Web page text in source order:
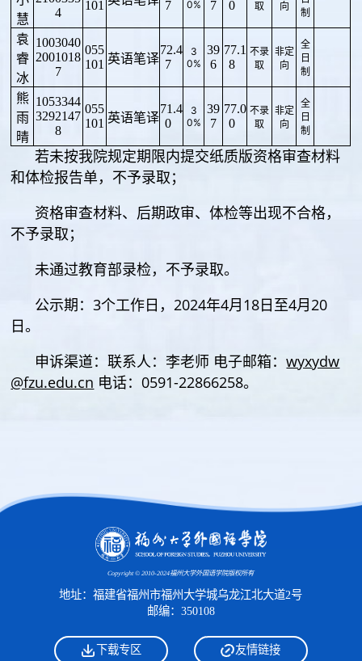
慧
4
101
7
0%
7
0
取
向
制
袁
睿
冰
1003040
2001018
7
055
101 英语笔译
72.4
7
3
0%
39
6
77.1
8
不录
取
非定
向
全
日
制
熊
雨
晴
1053344
3292147
8
055
101 英语笔译
71.4
0
3
0%
39
7
77.0
0
不录
取
非定
向
全
日
制
若未按我院规定期限内提交纸质版资格审查材料
和体检报告单，不予录取；
资格审查材料、后期政审、体检等出现不合格，
不予录取；
未通过教育部录检，不予录取。
公示期：3个工作日，2024年4月18日至4月20
日。
申诉渠道：联系人：李老师 电子邮箱：wyxydw
@fzu.edu.cn 电话：0591-22866258。
Copyright © 2010-2024福州大学外国语学院版权所有
地址：福建省福州市福州大学城乌龙江北大道2号
邮编：350108
下载专区 友情链接